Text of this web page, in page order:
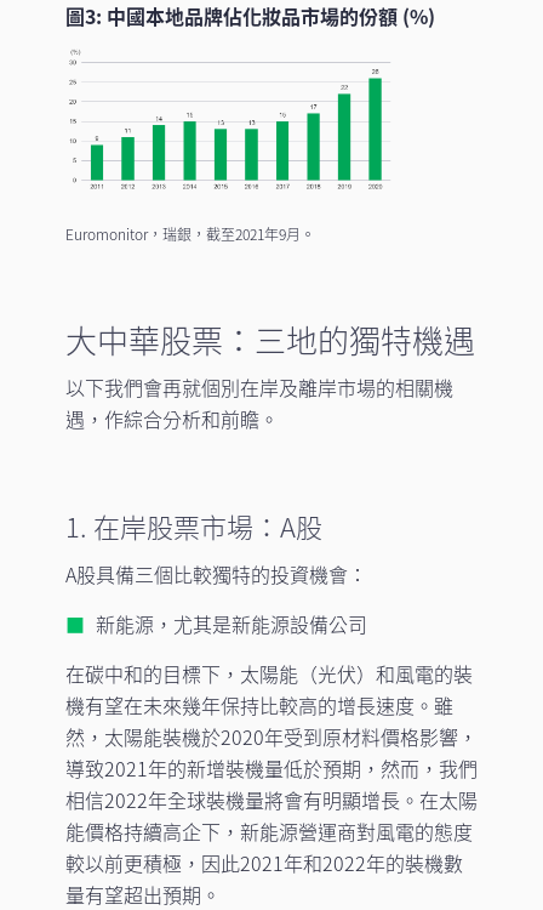
圖3: 中國本地品牌佔化妝品市場的份額 (%)
Euromonitor，瑞銀，截至2021年9月。
大中華股票：三地的獨特機遇
以下我們會再就個別在岸及離岸市場的相關機
遇，作綜合分析和前瞻。
1. 在岸股票市場：A股
A股具備三個比較獨特的投資機會：
新能源，尤其是新能源設備公司
在碳中和的目標下，太陽能（光伏）和風電的裝
機有望在未來幾年保持比較高的增長速度。雖
然，太陽能裝機於2020年受到原材料價格影響，
導致2021年的新增裝機量低於預期，然而，我們
相信2022年全球裝機量將會有明顯增長。在太陽
能價格持續高企下，新能源營運商對風電的態度
較以前更積極，因此2021年和2022年的裝機數
量有望超出預期。